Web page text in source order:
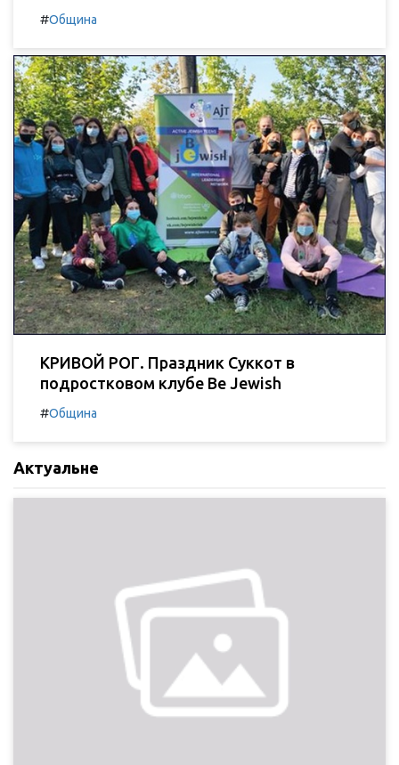
#Община
КРИВОЙ РОГ. Праздник Суккот в
подростковом клубе Be Jewish
#Община
Актуальне